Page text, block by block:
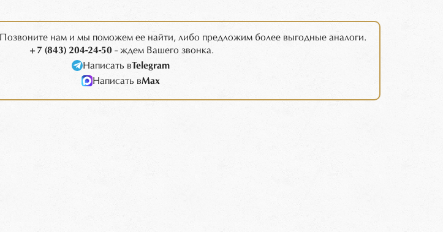
Позвоните нам и мы поможем ее найти, либо предложим более выгодные аналоги.
+7 (843) 204-24-50 - ждем Вашего звонка.
Написать вTelegram
Написать вMax